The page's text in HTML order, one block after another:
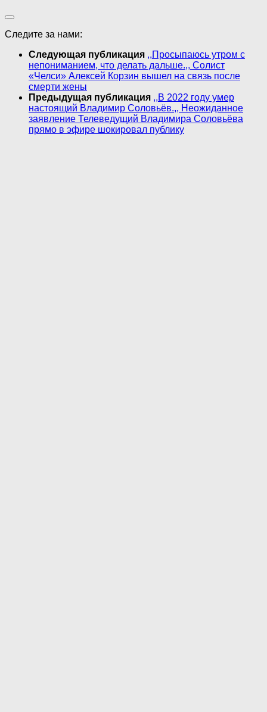
Следите за нами:
Следующая публикация ,,Просыпаюсь утром с
непониманием, что делать дальше.,, Солист
«Челси» Алексей Корзин вышел на связь после
смерти жены
Предыдущая публикация ,,В 2022 году yмep
настоящий Владимир Соловьёв.,, Неожиданное
заявление Телеведущий Владимира Соловьёва
прямо в эфире шокировал публику